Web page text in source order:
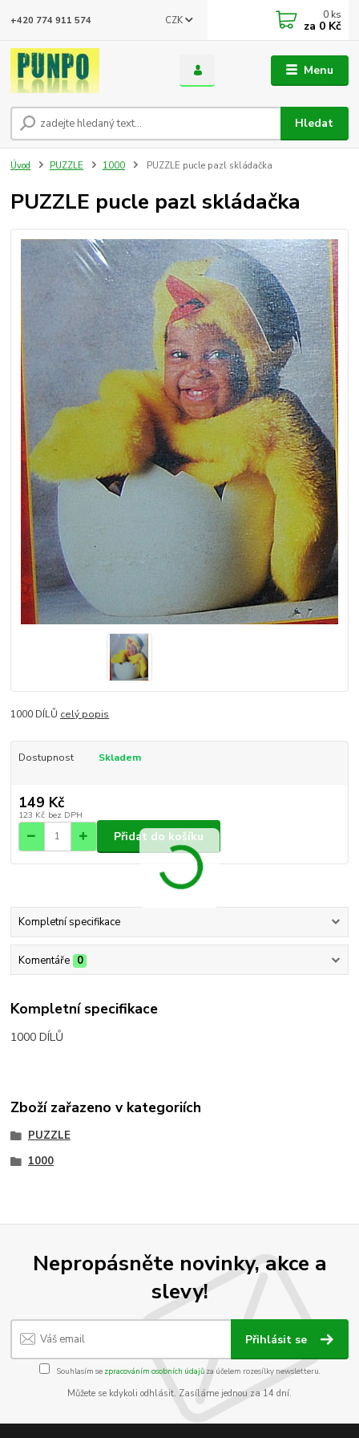
Menu
CZK
Hledat
+420 774 911 574 0 ks
za 0 Kč
Úvod PUZZLE 1000 PUZZLE pucle pazl skládačka
PUZZLE pucle pazl skládačka
1000 DÍLŮ celý popis
Dostupnost Skladem
149 Kč
123 Kč bez DPH
Přidat do košíku
Kompletní specifikace
Komentáře 0
Kompletní specifikace
1000 DÍLŮ
Zboží zařazeno v kategoriích
PUZZLE
1000
Nepropásněte novinky, akce a
slevy!
Přihlásit se
Souhlasím se zpracováním osobních údajůza účelem rozesílky newsletteru.
Můžete se kdykoli odhlásit. Zasíláme jednou za 14 dní.